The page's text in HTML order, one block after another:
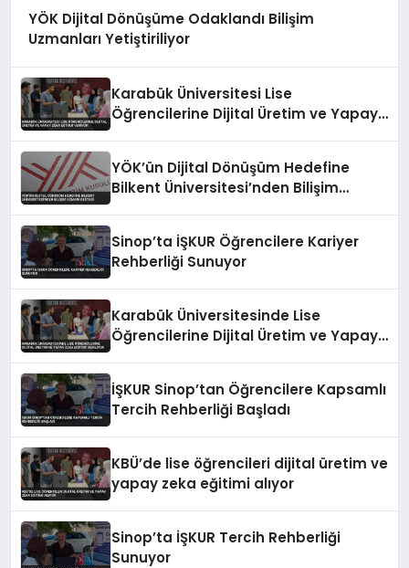
YÖK Dijital Dönüşüme Odaklandı Bilişim
Uzmanları Yetiştiriliyor
Karabük Üniversitesi Lise
Öğrencilerine Dijital Üretim ve Yapay
YÖK’ün Dijital Dönüşüm Hedefine
Bilkent Üniversitesi’nden Bilişim
Sinop’ta İŞKUR Öğrencilere Kariyer
Rehberliği Sunuyor
Karabük Üniversitesinde Lise
Öğrencilerine Dijital Üretim ve Yapay
İŞKUR Sinop’tan Öğrencilere Kapsamlı
Tercih Rehberliği Başladı
KBÜ’de lise öğrencileri dijital üretim ve
yapay zeka eğitimi alıyor
Sinop’ta İŞKUR Tercih Rehberliği
Sunuyor